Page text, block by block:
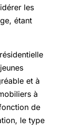
les
étant
et à
à
de
le type